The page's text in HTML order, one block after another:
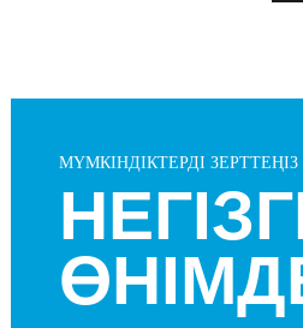
МҮМКІНДІКТЕРДІ ЗЕРТТЕҢІЗ